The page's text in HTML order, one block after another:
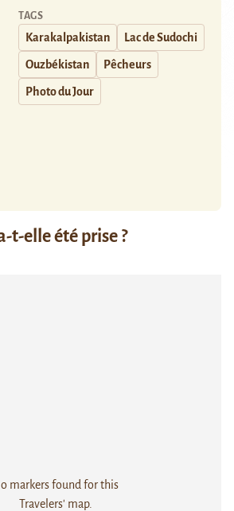
TAGS
Karakalpakistan Lac de Sudochi
Ouzbékistan Pêcheurs
Photo du Jour
t-elle été prise ?
markers found for this
Travelers' map.